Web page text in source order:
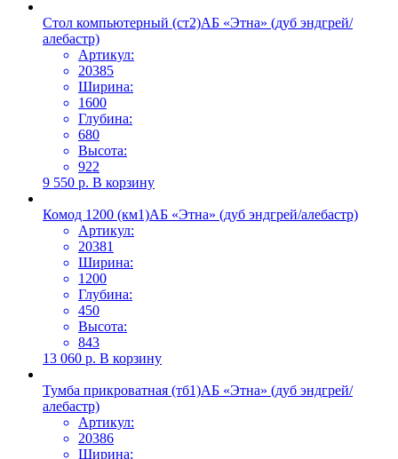
Стол компьютерный (ст2)АБ «Этна» (дуб эндгрей/
алебастр)
Артикул:
20385
Ширина:
1600
Глубина:
680
Высота:
922
9 550 р. В корзину
Комод 1200 (км1)АБ «Этна» (дуб эндгрей/алебастр)
Артикул:
20381
Ширина:
1200
Глубина:
450
Высота:
843
13 060 р. В корзину
Тумба прикроватная (тб1)АБ «Этна» (дуб эндгрей/
алебастр)
Артикул:
20386
Ширина: